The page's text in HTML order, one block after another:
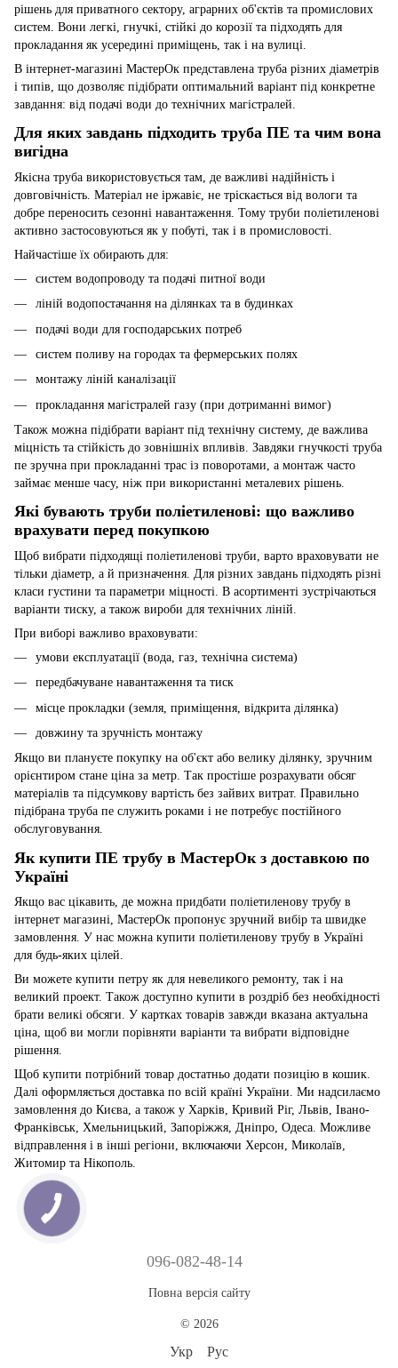
рішень для приватного сектору, аграрних об'єктів та промислових
систем. Вони легкі, гнучкі, стійкі до корозії та підходять для
прокладання як усередині приміщень, так і на вулиці.
В інтернет-магазині МастерОк представлена труба різних діаметрів
і типів, що дозволяє підібрати оптимальний варіант під конкретне
завдання: від подачі води до технічних магістралей.
Для яких завдань підходить труба ПЕ та чим вона
вигідна
Якісна труба використовується там, де важливі надійність і
довговічність. Матеріал не іржавіє, не тріскається від вологи та
добре переносить сезонні навантаження. Тому труби поліетиленові
активно застосовуються як у побуті, так і в промисловості.
Найчастіше їх обирають для:
систем водопроводу та подачі питної води
ліній водопостачання на ділянках та в будинках
подачі води для господарських потреб
систем поливу на городах та фермерських полях
монтажу ліній каналізації
прокладання магістралей газу (при дотриманні вимог)
Також можна підібрати варіант під технічну систему, де важлива
міцність та стійкість до зовнішніх впливів. Завдяки гнучкості труба
пе зручна при прокладанні трас із поворотами, а монтаж часто
займає менше часу, ніж при використанні металевих рішень.
Які бувають труби поліетиленові: що важливо
врахувати перед покупкою
Щоб вибрати підходящі поліетиленові труби, варто враховувати не
тільки діаметр, а й призначення. Для різних завдань підходять різні
класи густини та параметри міцності. В асортименті зустрічаються
варіанти тиску, а також вироби для технічних ліній.
При виборі важливо враховувати:
умови експлуатації (вода, газ, технічна система)
передбачуване навантаження та тиск
місце прокладки (земля, приміщення, відкрита ділянка)
довжину та зручність монтажу
Якщо ви плануєте покупку на об'єкт або велику ділянку, зручним
орієнтиром стане ціна за метр. Так простіше розрахувати обсяг
матеріалів та підсумкову вартість без зайвих витрат. Правильно
підібрана труба пе служить роками і не потребує постійного
обслуговування.
Як купити ПЕ трубу в МастерОк з доставкою по
Україні
Якщо вас цікавить, де можна придбати поліетиленову трубу в
інтернет магазині, МастерОк пропонує зручний вибір та швидке
замовлення. У нас можна купити поліетиленову трубу в Україні
для будь-яких цілей.
Ви можете купити петру як для невеликого ремонту, так і на
великий проект. Також доступно купити в роздріб без необхідності
брати великі обсяги. У картках товарів завжди вказана актуальна
ціна, щоб ви могли порівняти варіанти та вибрати відповідне
рішення.
Щоб купити потрібний товар достатньо додати позицію в кошик.
Далі оформляється доставка по всій країні України. Ми надсилаємо
замовлення до Києва, а також у Харків, Кривий Ріг, Львів, Івано-
Франківськ, Хмельницький, Запоріжжя, Дніпро, Одеса. Можливе
відправлення і в інші регіони, включаючи Херсон, Миколаїв,
Житомир та Нікополь.
096-082-48-14
Повна версія сайту
© 2026
Укр Рус